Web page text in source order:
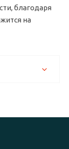
благодаря
на